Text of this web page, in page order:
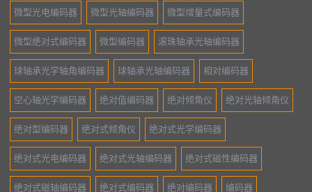
微型光电编码器 微型光轴编码器 微型增量式编码器
微型绝对式编码器 微型编码器 滚珠轴承光轴编码器
球轴承光学轴角编码器 球轴承光轴编码器 相对编码器
空心轴光学编码器 绝对值编码器 绝对倾角仪 绝对光轴倾角仪
绝对型编码器 绝对式倾角仪 绝对式光学编码器
绝对式光电编码器 绝对式光轴编码器 绝对式磁性编码器
绝对式磁轴编码器 绝对式编码器 绝对编码器 编码器